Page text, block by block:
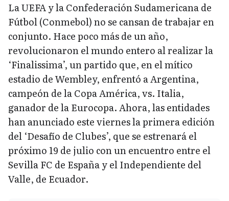
La UEFA y la Confederación Sudamericana de
Fútbol (Conmebol) no se cansan de trabajar en
conjunto. Hace poco más de un año,
revolucionaron el mundo entero al realizar la
‘Finalissima’, un partido que, en el mítico
estadio de Wembley, enfrentó a Argentina,
campeón de la Copa América, vs. Italia,
ganador de la Eurocopa. Ahora, las entidades
han anunciado este viernes la primera edición
del ‘Desafío de Clubes’, que se estrenará el
próximo 19 de julio con un encuentro entre el
Sevilla FC de España y el Independiente del
Valle, de Ecuador.